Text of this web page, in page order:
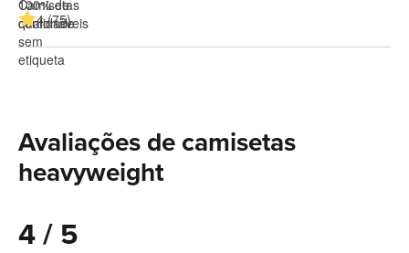
4 (75)
Avaliações de camisetas
heavyweight
4 / 5